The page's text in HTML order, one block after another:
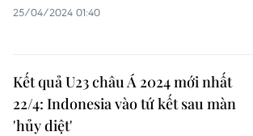
25/04/2024 01:40
Kết quả U23 châu Á 2024 mới nhất
22/4: Indonesia vào tứ kết sau màn
'hủy diệt'